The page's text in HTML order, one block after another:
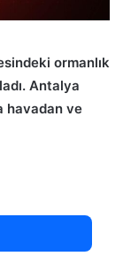
ormanlık
Antalya
havadan ve